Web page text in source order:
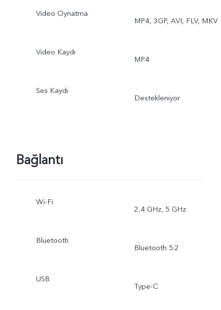
Belgeler, Çift Pozlama,
Video Oynatma
MP4, 3GP, AVI, FLV, MKV
Video Kaydı
MP4
Ses Kaydı
Destekleniyor
Bağlantı
Wi-Fi
2,4 GHz, 5 GHz
Bluetooth
Bluetooth 5.2
USB
Type-C